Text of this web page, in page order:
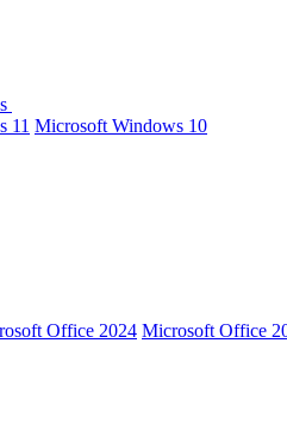
11 Microsoft Windows 10
Office 2024 Microsoft Office